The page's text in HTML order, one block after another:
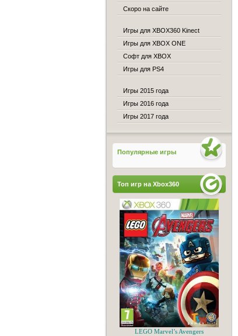
Скоро на сайте
Игры для XBOX360 Kinect
Игры для XBOX ONE
Софт для XBOX
Игры для PS4
Игры 2015 года
Игры 2016 года
Игры 2017 года
Популярные игры
Топ игр на Xbox360
LEGO Marvel’s Avengers